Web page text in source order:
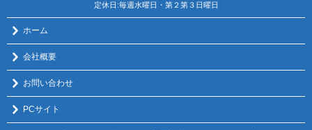
定休日:毎週水曜日・第２第３日曜日
ホーム
会社概要
お問い合わせ
PCサイト